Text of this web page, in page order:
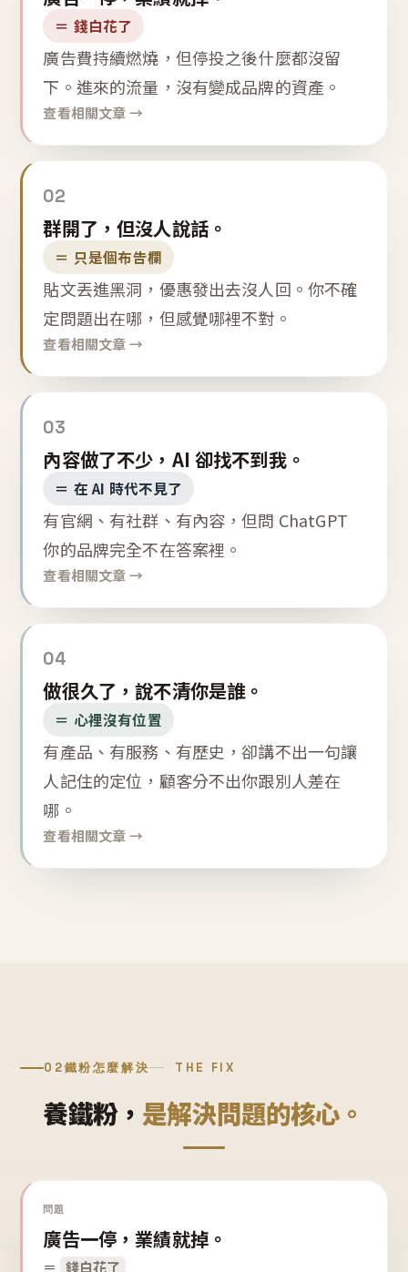
＝ 錢白花了
廣告費持續燃燒，但停投之後什麼都沒留
下。進來的流量，沒有變成品牌的資產。
查看相關文章 →
02
群開了，但沒人說話。
＝ 只是個布告欄
貼文丟進黑洞，優惠發出去沒人回。你不確
定問題出在哪，但感覺哪裡不對。
查看相關文章 →
03
內容做了不少，AI 卻找不到我。
＝ 在 AI 時代不見了
有官網、有社群、有內容，但問 ChatGPT
你的品牌完全不在答案裡。
查看相關文章 →
04
做很久了，說不清你是誰。
＝ 心裡沒有位置
有產品、有服務、有歷史，卻講不出一句讓
人記住的定位，顧客分不出你跟別人差在
哪。
查看相關文章 →
02鐵粉怎麼解決 THE FIX
養鐵粉， 是解決問題的核心。
問題
廣告一停，業績就掉。
＝ 錢白花了